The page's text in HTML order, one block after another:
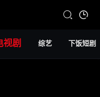
视剧 综艺 下饭短剧